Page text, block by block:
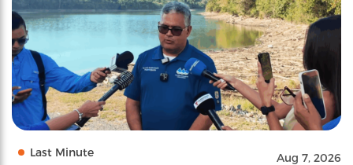
Last Minute Aug 7, 2026